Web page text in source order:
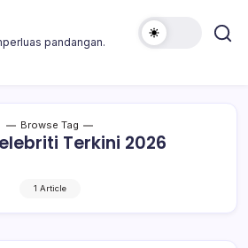
pandangan.
Browse Tag
Terkini 2026
1 Article